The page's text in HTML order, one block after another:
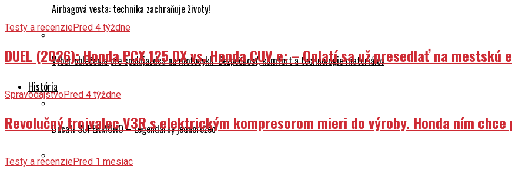
Airbagová vesta: technika zachraňuje životy!
Výber oblečenia pre spolujazdca na motocykli: Bezpečnosť, komfort a technológie materiálov
História
Ducati SUPERMONO – Legendárny jednorožec
Testy a recenziePred 4 týždne
DUEL (2026): Honda PCX 125 DX vs. Honda CUV e: – Oplatí sa už presedlať na mestskú
SpravodajstvoPred 4 týždne
Revolučný trojvalec V3R s elektrickým kompresorom mieri do výroby. Honda ním
Testy a recenziePred 1 mesiac